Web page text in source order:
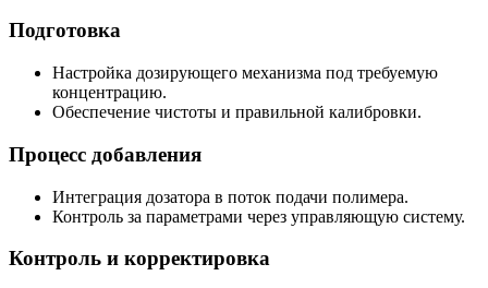
Подготовка
Настройка дозирующего механизма под требуемую
концентрацию.
Обеспечение чистоты и правильной калибровки.
Процесс добавления
Интеграция дозатора в поток подачи полимера.
Контроль за параметрами через управляющую систему.
Контроль и корректировка